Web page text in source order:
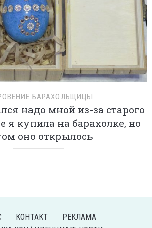
БАРАХОЛЬЩИЦЫ
надо мной из-за старого
я купила на барахолке, но
оно открылось
КОНТАКТ
РЕКЛАМА